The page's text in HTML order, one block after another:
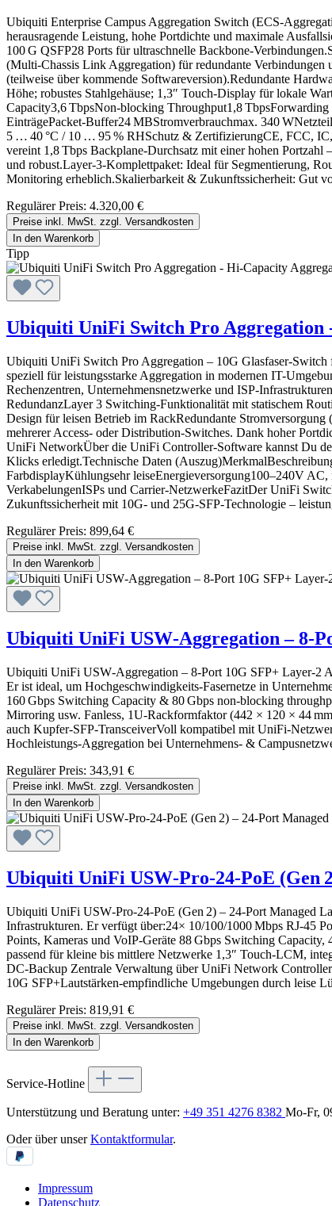
Ubiquiti Enterprise Campus Aggregation Switch
herausragende Leistung, hohe Portdichte und maximale
100 G QSFP28 Ports für ultraschnelle
(Multi‑Chassis Link Aggregation) für redundante
(teilweise über kommende Softwareversion).Redundante
Höhe; robustes Stahlgehäuse; 1,3″ Touch‑Display für lokale
Capacity3,6 TbpsNon‑blocking Throughput1,8
EinträgePacket‑Buffer24 MBStromverbrauchmax. 340
5 … 40 °C / 10 … 95 % RHSchutz & ZertifizierungCE, FCC,
vereint 1,8 Tbps Backplane‑Durchsatz mit einer hohen
und robust.Layer‑3‑Komplettpaket: Ideal für Segmentierung,
Monitoring erheblich.Skalierbarkeit & Zukunftssicherheit: Gut
Regulärer Preis: 4.320,00 €
Preise inkl. MwSt. zzgl. Versandkosten
In den Warenkorb
Tipp
Ubiquiti UniFi Switch Pro Aggregation
Ubiquiti UniFi Switch Pro Aggregation – 10G Glasfaser-
speziell für leistungsstarke Aggregation in modernen IT-
Rechenzentren, Unternehmensnetzwerke und ISP-
RedundanzLayer 3 Switching-Funktionalität mit statischem
Design für leisen Betrieb im RackRedundante
mehrerer Access- oder Distribution-Switches. Dank hoher
UniFi NetworkÜber die UniFi Controller-Software kannst Du
Klicks erledigt.Technische Daten
FarbdisplayKühlungsehr leiseEnergieversorgung100–240V
VerkabelungenISPs und Carrier-NetzwerkeFazitDer UniFi
Zukunftssicherheit mit 10G- und 25G-SFP-Technologie –
Regulärer Preis: 899,64 €
Preise inkl. MwSt. zzgl. Versandkosten
In den Warenkorb
Ubiquiti UniFi USW‑Aggregation –
Ubiquiti UniFi USW‑Aggregation – 8‑Port 10G SFP+ Layer‑2
Er ist ideal, um Hochgeschwindigkeits-Fasernetze in
160 Gbps Switching Capacity & 80 Gbps non‑blocking
Mirroring usw. Fanless, 1U-Rackformfaktor (442 × 120 × 44
auch Kupfer-SFP-TransceiverVoll kompatibel mit
Hochleistungs‑Aggregation bei Unternehmens- &
Regulärer Preis: 343,91 €
Preise inkl. MwSt. zzgl. Versandkosten
In den Warenkorb
Ubiquiti UniFi USW‑Pro‑24‑PoE (Gen
Ubiquiti UniFi USW‑Pro‑24‑PoE (Gen 2) – 24‑Port Managed
Infrastrukturen. Er verfügt über:24× 10/100/1000 Mbps RJ‑45
Points, Kameras und VoIP-Geräte 88 Gbps Switching
passend für kleine bis mittlere Netzwerke 1,3″ Touch‑LCM,
DC‑Backup Zentrale Verwaltung über UniFi Network
10G SFP+Lautstärken-empfindliche Umgebungen durch leise
Regulärer Preis: 819,91 €
Preise inkl. MwSt. zzgl. Versandkosten
In den Warenkorb
Service-Hotline
Unterstützung und Beratung unter: +49 351 4276 8382 Mo-Fr,
Oder über unserKontaktformular.
Impressum
Datenschutz